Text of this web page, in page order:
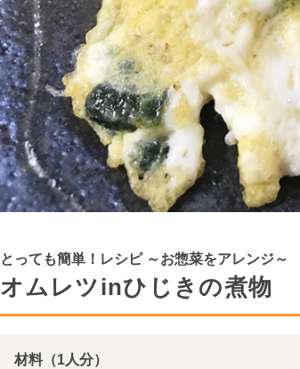
とっても簡単！レシピ ～お惣菜をアレンジ～
オムレツinひじきの煮物
材料（1人分）